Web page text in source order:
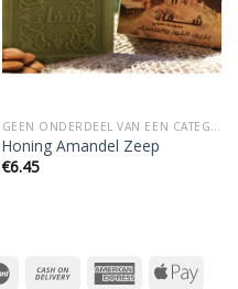
GEEN ONDERDEEL VAN EEN CATEGORIE
Honing Amandel Zeep
€6.45